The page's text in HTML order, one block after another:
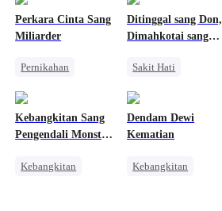
Perkara Cinta Sang
Miliarder
Pernikahan
Salah Paham
Ditinggal sang Don,
Dimahkotai sang
Sakit Hati
Mengejar Istri
Kebangkitan Sang
Pengendali Monster
Kebangkitan
Dendam Dewi
Kematian
Kebangkitan